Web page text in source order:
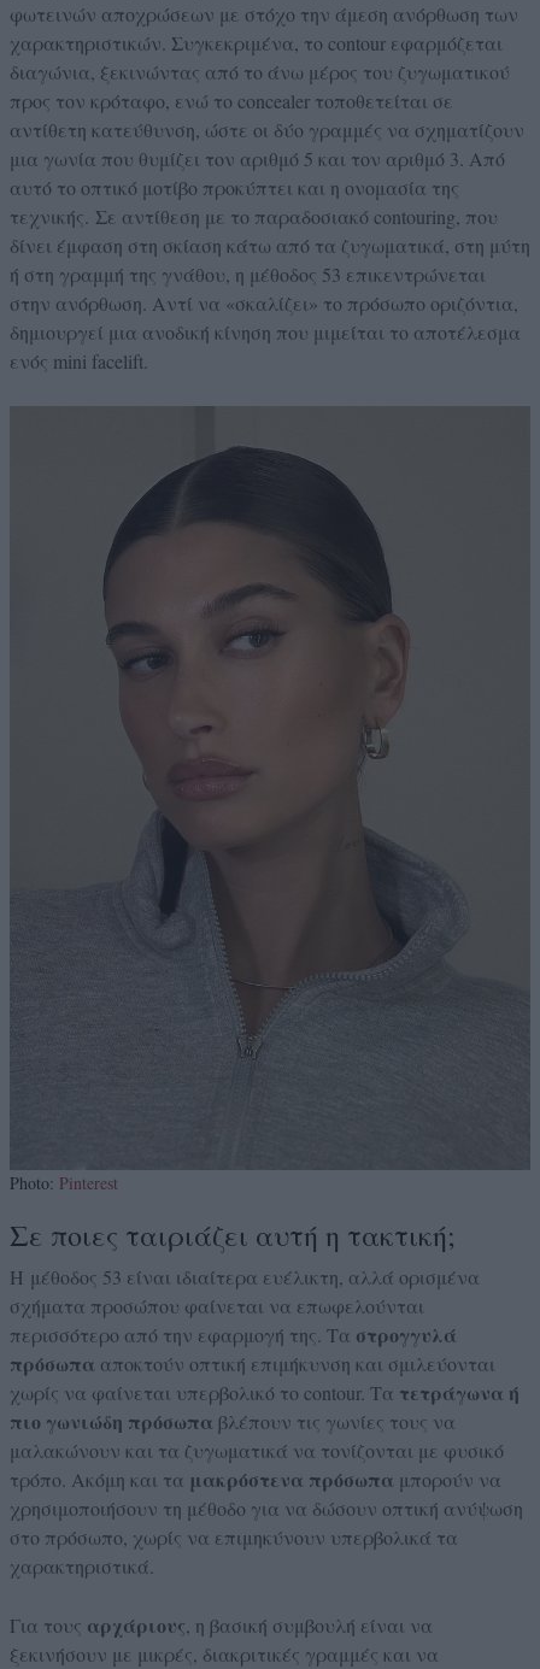
φωτεινών αποχρώσεων με στόχο την άμεση ανόρθωση των
χαρακτηριστικών. Συγκεκριμένα, το contour εφαρμόζεται
διαγώνια, ξεκινώντας από το άνω μέρος του ζυγωματικού
προς τον κρόταφο, ενώ το concealer τοποθετείται σε
αντίθετη κατεύθυνση, ώστε οι δύο γραμμές να σχηματίζουν
μια γωνία που θυμίζει τον αριθμό 5 και τον αριθμό 3. Από
αυτό το οπτικό μοτίβο προκύπτει και η ονομασία της
τεχνικής. Σε αντίθεση με το παραδοσιακό contouring, που
δίνει έμφαση στη σκίαση κάτω από τα ζυγωματικά, στη μύτη
ή στη γραμμή της γνάθου, η μέθοδος 53 επικεντρώνεται
στην ανόρθωση. Αντί να «σκαλίζει» το πρόσωπο οριζόντια,
δημιουργεί μια ανοδική κίνηση που μιμείται το αποτέλεσμα
ενός mini facelift.
Photo: Pinterest
Σε ποιες ταιριάζει αυτή η τακτική;
H μέθοδος 53 είναι ιδιαίτερα ευέλικτη, αλλά ορισμένα
σχήματα προσώπου φαίνεται να επωφελούνται
περισσότερο από την εφαρμογή της. Τα στρογγυλά
πρόσωπα αποκτούν οπτική επιμήκυνση και σμιλεύονται
χωρίς να φαίνεται υπερβολικό το contour. Τα τετράγωνα ή
πιο γωνιώδη πρόσωπα βλέπουν τις γωνίες τους να
μαλακώνουν και τα ζυγωματικά να τονίζονται με φυσικό
τρόπο. Ακόμη και τα μακρόστενα πρόσωπα μπορούν να
χρησιμοποιήσουν τη μέθοδο για να δώσουν οπτική ανύψωση
στο πρόσωπο, χωρίς να επιμηκύνουν υπερβολικά τα
χαρακτηριστικά.
Για τους αρχάριους, η βασική συμβουλή είναι να
ξεκινήσουν με μικρές, διακριτικές γραμμές και να